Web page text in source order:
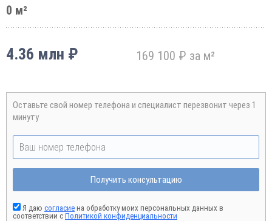
0 м²
4.36 млн ₽ 169 100 ₽ за м²
Оставьте свой номер телефона и специалист перезвонит через 1
минуту
Получить консультацию
Я даю согласие на обработку моих персональных данных в
соответствии с Политикой конфиденциальности